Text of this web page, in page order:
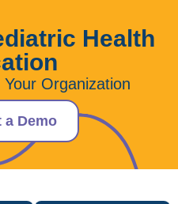
Health
Organization
a Demo